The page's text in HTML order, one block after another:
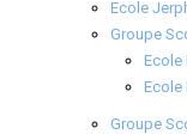
Ecole
Groupe
Ecole
Ecole
Groupe